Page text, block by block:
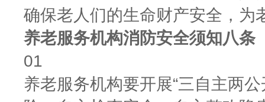
确保老人们的生命财产安全，为
养老服务机构消防安全须知八条
01
养老服务机构要开展“三自主两